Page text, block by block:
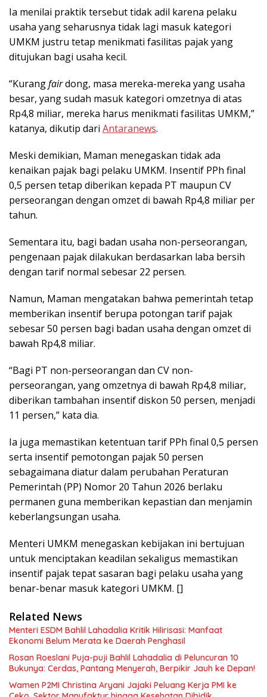
Ia menilai praktik tersebut tidak adil karena pelaku
usaha yang seharusnya tidak lagi masuk kategori
UMKM justru tetap menikmati fasilitas pajak yang
ditujukan bagi usaha kecil.
“Kurangfairdong, masa mereka-mereka yang usaha
besar, yang sudah masuk kategori omzetnya di atas
Rp4,8 miliar, mereka harus menikmati fasilitas UMKM,”
katanya, dikutip dari Antaranews.
Meski demikian, Maman menegaskan tidak ada
kenaikan pajak bagi pelaku UMKM. Insentif PPh final
0,5 persen tetap diberikan kepada PT maupun CV
perseorangan dengan omzet di bawah Rp4,8 miliar per
tahun.
Sementara itu, bagi badan usaha non-perseorangan,
pengenaan pajak dilakukan berdasarkan laba bersih
dengan tarif normal sebesar 22 persen.
Namun, Maman mengatakan bahwa pemerintah tetap
memberikan insentif berupa potongan tarif pajak
sebesar 50 persen bagi badan usaha dengan omzet di
bawah Rp4,8 miliar.
“Bagi PT non-perseorangan dan CV non-
perseorangan, yang omzetnya di bawah Rp4,8 miliar,
diberikan tambahan insentif diskon 50 persen, menjadi
11 persen,” kata dia.
Ia juga memastikan ketentuan tarif PPh final 0,5 persen
serta insentif pemotongan pajak 50 persen
sebagaimana diatur dalam perubahan Peraturan
Pemerintah (PP) Nomor 20 Tahun 2026 berlaku
permanen guna memberikan kepastian dan menjamin
keberlangsungan usaha.
Menteri UMKM menegaskan kebijakan ini bertujuan
untuk menciptakan keadilan sekaligus memastikan
insentif pajak tepat sasaran bagi pelaku usaha yang
benar-benar masuk kategori UMKM. []
Related News
Menteri ESDM Bahlil Lahadalia Kritik Hilirisasi: Manfaat
Ekonomi Belum Merata ke Daerah Penghasil
Rosan Roeslani Puja-puji Bahlil Lahadalia di Peluncuran 10
Bukunya: Cerdas, Pantang Menyerah, Berpikir Jauh ke Depan!
Wamen P2MI Christina Aryani Jajaki Peluang Kerja PMI ke